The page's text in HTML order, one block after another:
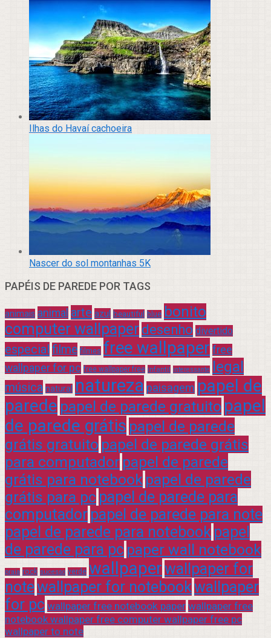
Ilhas do Havaí cachoeira
Nascer do sol montanhas 5K
PAPÉIS DE PAREDE POR TAGS
animais animal arte azul beautiful blue bonito
computer wallpaper desenho divertido
especial filme filmes free wallpaper free
wallpaper for pc free wallpaper free infantil interessante legal
música natural natureza paisagem papel de
parede papel de parede gratuito papel
de parede grátis papel de parede
grátis gratuito papel de parede grátis
para computador papel de parede
grátis para notebook papel de parede
grátis para pc papel de parede para
computador papel de parede para note
papel de parede para notebook papel
de parede para pc paper wall notebook
praia rock sucesso verde wallpaperwallpaper for
notewallpaper for notebookwallpaper
for pc wallpaper free notebook paper wallpaper free
notebook wallpaper free computer wallpaper free pc
wallpaper to note